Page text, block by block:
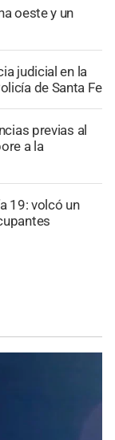
oeste y un
judicial en la
de Santa Fe
previas al
a la
19: volcó un